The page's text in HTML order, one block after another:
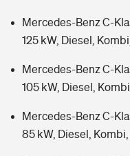
Mercedes-Benz C-
125 kW, Diesel,
Mercedes-Benz C-
105 kW, Diesel,
Mercedes-Benz C-
85 kW, Diesel,